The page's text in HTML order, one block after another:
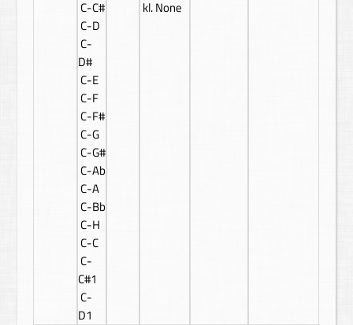
C-C#
kl. None
C-D
C-
D#
C-E
C-F
C-F#
C-G
C-G#
C-Ab
C-A
C-Bb
C-H
C-C
C-
C#1
C-
D1